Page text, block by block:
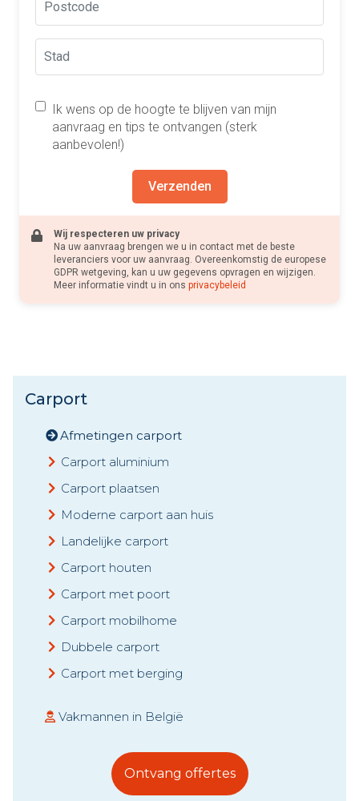
Ik wens op de hoogte te blijven van mijn
aanvraag en tips te ontvangen (sterk
aanbevolen!)
Verzenden
Wij respecteren uw privacy
Na uw aanvraag brengen we u in contact met de beste
leveranciers voor uw aanvraag. Overeenkomstig de europese
GDPR wetgeving, kan u uw gegevens opvragen en wijzigen.
Meer informatie vindt u in ons privacybeleid
Carport
Afmetingen carport
Carport aluminium
Carport plaatsen
Moderne carport aan huis
Landelijke carport
Carport houten
Carport met poort
Carport mobilhome
Dubbele carport
Carport met berging
Vakmannen in België
Ontvang offertes